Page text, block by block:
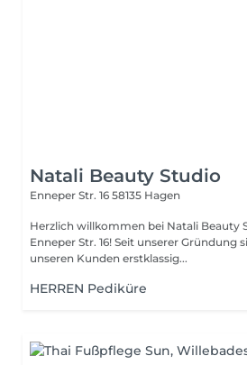
Natali Beauty Studio
Enneper Str. 16 58135 Hagen
Herzlich willkommen bei Natali Beauty
Enneper Str. 16! Seit unserer Gründung
unseren Kunden erstklassig...
HERREN Pediküre